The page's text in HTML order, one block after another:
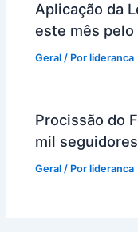
Aplicação da
este mês pelo
Geral / Porlideranca
Procissão do
mil seguidores
Geral / Porlideranca